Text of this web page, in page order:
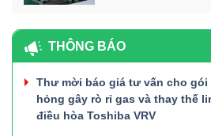
THÔNG BÁO
Thư mời báo giá tư vấn cho gói
hỏng gây rò rỉ gas và thay thế
điều hòa Toshiba VRV